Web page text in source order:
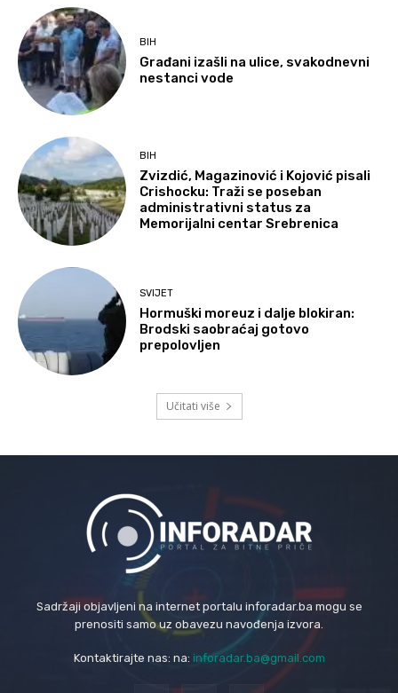
BIH
Građani izašli na ulice, svakodnevni
nestanci vode
BIH
Zvizdić, Magazinović i Kojović pisali
Crishocku: Traži se poseban
administrativni status za
Memorijalni centar Srebrenica
SVIJET
Hormuški moreuz i dalje blokiran:
Brodski saobraćaj gotovo
prepolovljen
Učitati više
Sadržaji objavljeni na internet portalu inforadar.ba mogu se
prenositi samo uz obavezu navođenja izvora.
Kontaktirajte nas: na: inforadar.ba@gmail.com